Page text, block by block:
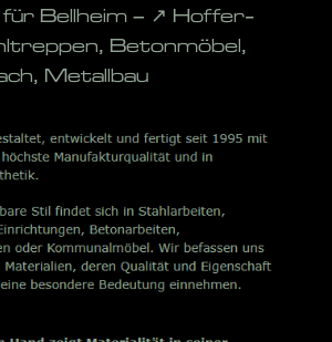
für Bellheim – ↗️ Hoffer-
Betonmöbel,
Metallbau